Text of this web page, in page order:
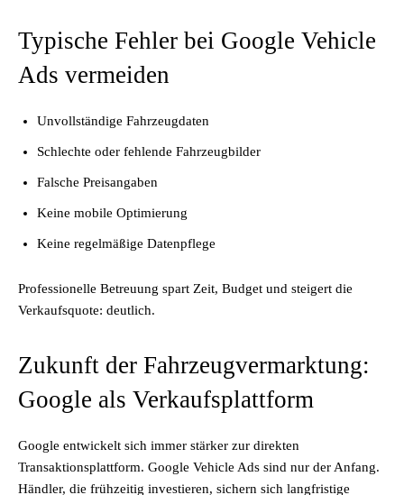
Typische Fehler bei Google Vehicle
Ads vermeiden
Unvollständige Fahrzeugdaten
Schlechte oder fehlende Fahrzeugbilder
Falsche Preisangaben
Keine mobile Optimierung
Keine regelmäßige Datenpflege
Professionelle Betreuung spart Zeit, Budget und steigert die
Verkaufsquote: deutlich.
Zukunft der Fahrzeugvermarktung:
Google als Verkaufsplattform
Google entwickelt sich immer stärker zur direkten
Transaktionsplattform. Google Vehicle Ads sind nur der Anfang.
Händler, die frühzeitig investieren, sichern sich langfristige